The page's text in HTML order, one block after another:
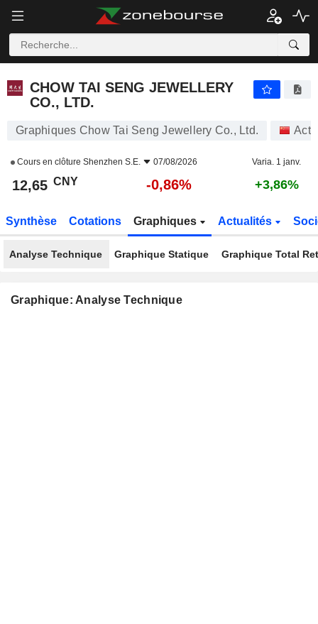
CHOW TAI SENG JEWELLERY
CO., LTD.
Graphiques Chow Tai Seng Jewellery Co., Ltd.
Cours en clôture Shenzhen S.E. 07/08/2026 Varia. 1 janv.
12,65 CNY -0,86% +3,86%
Synthèse Cotations Graphiques Actualités
Analyse Technique Graphique Statique Graphique Total
Graphique: Analyse Technique